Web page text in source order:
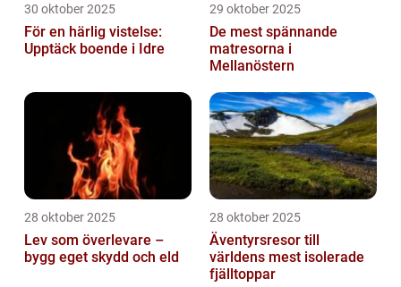
30 oktober 2025
För en härlig vistelse:
Upptäck boende i Idre
29 oktober 2025
De mest spännande
matresorna i
Mellanöstern
28 oktober 2025
Lev som överlevare –
bygg eget skydd och eld
28 oktober 2025
Äventyrsresor till
världens mest isolerade
fjälltoppar